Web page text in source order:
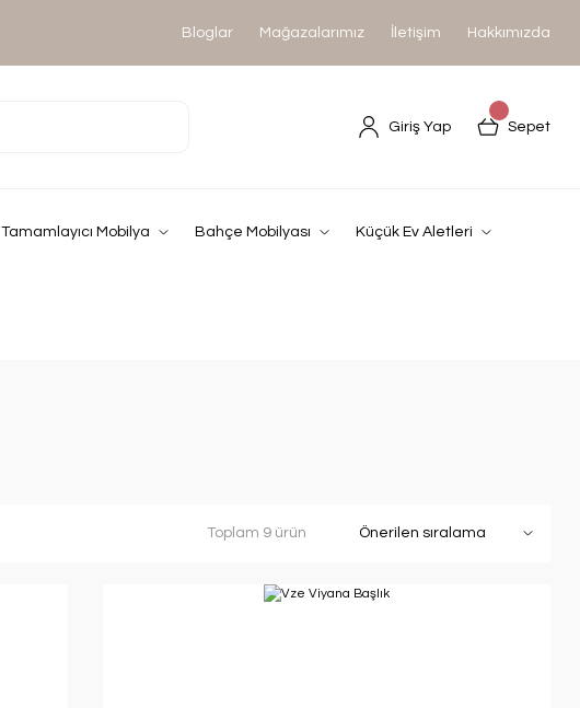
Bloglar Mağazalarımız İletişim Hakkımızda
Giriş Yap Sepet
Tamamlayıcı Mobilya Bahçe Mobilyası Küçük Ev Aletleri
Toplam 9 ürün